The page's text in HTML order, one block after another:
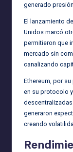
generado
El lanzamiento
Unidos marcó
permitieron que
mercado sin
canalizando
Ethereum, por
en su protocolo
generaron
creando